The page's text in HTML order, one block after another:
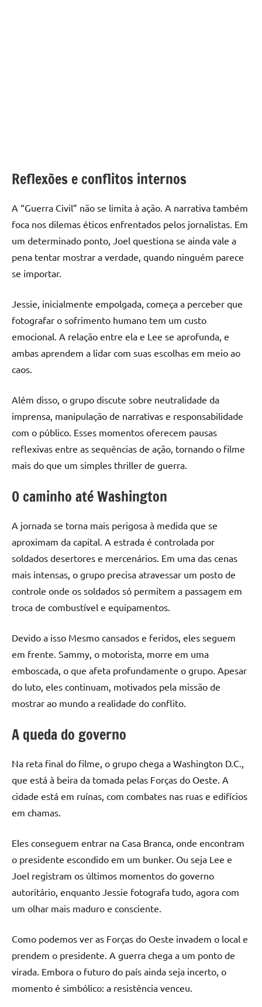
Reflexões e conflitos internos
A “Guerra Civil” não se limita à ação. A narrativa também
foca nos dilemas éticos enfrentados pelos jornalistas. Em
um determinado ponto, Joel questiona se ainda vale a
pena tentar mostrar a verdade, quando ninguém parece
se importar.
Jessie, inicialmente empolgada, começa a perceber que
fotografar o sofrimento humano tem um custo
emocional. A relação entre ela e Lee se aprofunda, e
ambas aprendem a lidar com suas escolhas em meio ao
caos.
Além disso, o grupo discute sobre neutralidade da
imprensa, manipulação de narrativas e responsabilidade
com o público. Esses momentos oferecem pausas
reflexivas entre as sequências de ação, tornando o filme
mais do que um simples thriller de guerra.
O caminho até Washington
A jornada se torna mais perigosa à medida que se
aproximam da capital. A estrada é controlada por
soldados desertores e mercenários. Em uma das cenas
mais intensas, o grupo precisa atravessar um posto de
controle onde os soldados só permitem a passagem em
troca de combustível e equipamentos.
Devido a isso Mesmo cansados e feridos, eles seguem
em frente. Sammy, o motorista, morre em uma
emboscada, o que afeta profundamente o grupo. Apesar
do luto, eles continuam, motivados pela missão de
mostrar ao mundo a realidade do conflito.
A queda do governo
Na reta final do filme, o grupo chega a Washington D.C.,
que está à beira da tomada pelas Forças do Oeste. A
cidade está em ruínas, com combates nas ruas e edifícios
em chamas.
Eles conseguem entrar na Casa Branca, onde encontram
o presidente escondido em um bunker. Ou seja Lee e
Joel registram os últimos momentos do governo
autoritário, enquanto Jessie fotografa tudo, agora com
um olhar mais maduro e consciente.
Como podemos ver as Forças do Oeste invadem o local e
prendem o presidente. A guerra chega a um ponto de
virada. Embora o futuro do país ainda seja incerto, o
momento é simbólico: a resistência venceu.